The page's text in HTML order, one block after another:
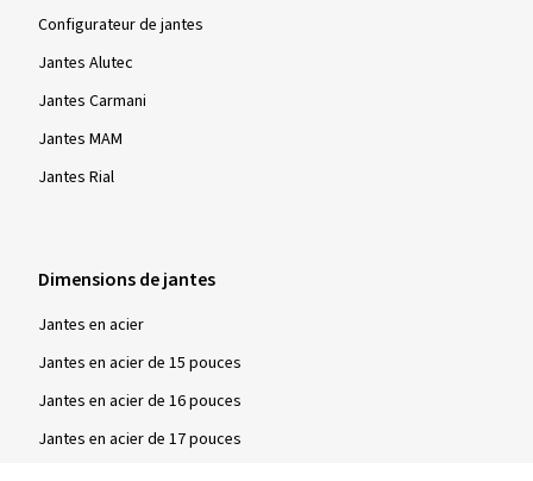
Configurateur de jantes
Jantes Alutec
Jantes Carmani
Jantes MAM
Jantes Rial
Dimensions de jantes
Jantes en acier
Jantes en acier de 15 pouces
Jantes en acier de 16 pouces
Jantes en acier de 17 pouces